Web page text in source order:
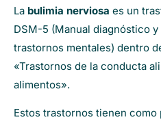
La bulimia nerviosa es un
DSM-5 (Manual diagnóstico
trastornos mentales) dentro
«Trastornos de la conducta
alimentos».
Estos trastornos tienen